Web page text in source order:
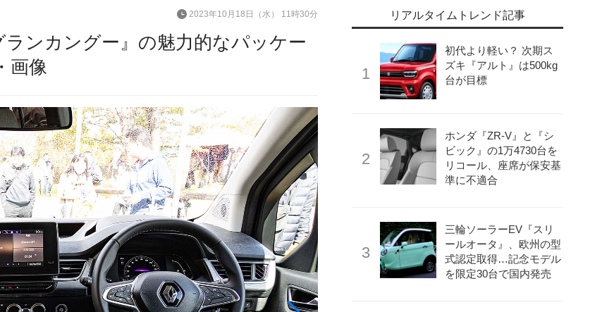
ンカングー』の魅力的なパッケー
画像
2023年10月18日（水） 11時30分 リアルタイムトレンド記事
初代より軽い？ 次期ス
ズキ『アルト』は500kg
台が目標
ホンダ『ZR-V』と『シ
ビック』の1万4730台を
リコール、座席が保安基
準に不適合
三輪ソーラーEV『スリ
ールオータ』、欧州の型
式認定取得…記念モデル
を限定30台で国内発売